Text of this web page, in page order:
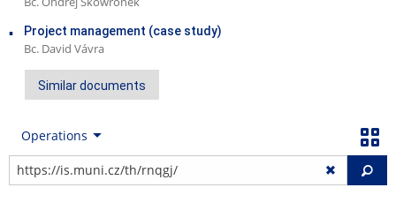
Project management (case study)
Bc. David Vávra
Similar documents
Operations